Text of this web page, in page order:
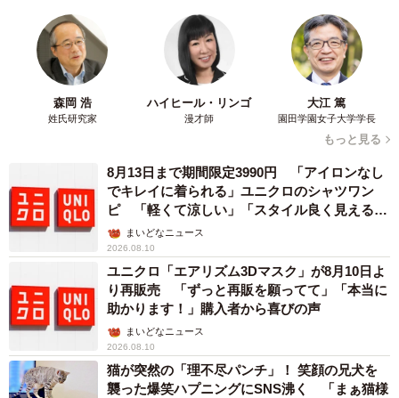
森岡 浩
姓氏研究家
ハイヒール・リンゴ
漫才師
大江 篤
園田学園女子大学学長
もっと見る
8月13日まで期間限定3990円 「アイロンなし
でキレイに着られる」ユニクロのシャツワン
ピ 「軽くて涼しい」「スタイル良く見える」
の声まいどなニュース
2026.08.10
ユニクロ「エアリズム3Dマスク」が8月10日よ
り再販売 「ずっと再販を願ってて」「本当に
助かります！」購入者から喜びの声
まいどなニュース
2026.08.10
猫が突然の「理不尽パンチ」！ 笑顔の兄犬を
襲った爆笑ハプニングにSNS沸く 「まぁ猫様